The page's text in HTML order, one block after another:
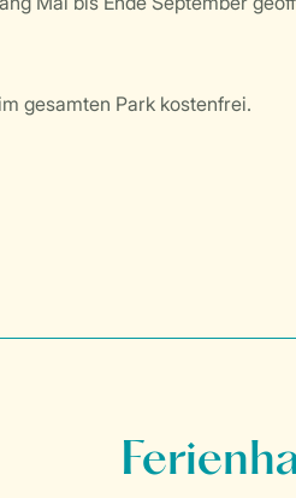
gesamten Park kostenfrei.